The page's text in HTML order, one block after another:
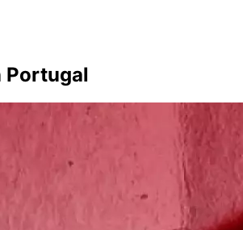
Portugal